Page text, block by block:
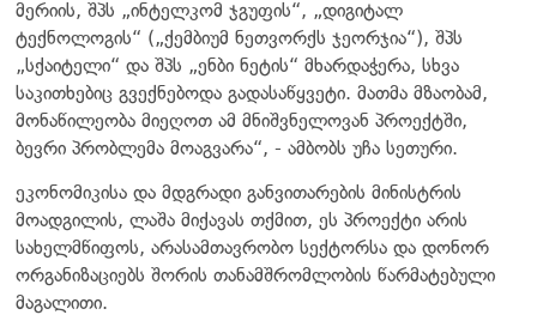
მერიის, შპს „ინტელკომ ჯგუფის“, „დიგიტალ
ტექნოლოგის“ („ქემბიუმ ნეთვორქს ჯეორჯია“), შპს
„სქაიტელი“ და შპს „ენბი ნეტის“ მხარდაჭერა, სხვა
საკითხებიც გვექნებოდა გადასაწყვეტი. მათმა მზაობამ,
მონაწილეობა მიეღოთ ამ მნიშვნელოვან პროექტში,
ბევრი პრობლემა მოაგვარა“, - ამბობს უჩა სეთური.
ეკონომიკისა და მდგრადი განვითარების მინისტრის
მოადგილის, ლაშა მიქავას თქმით, ეს პროექტი არის
სახელმწიფოს, არასამთავრობო სექტორსა და დონორ
ორგანიზაციებს შორის თანამშრომლობის წარმატებული
მაგალითი.